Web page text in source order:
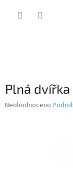
Plná dvířka
Průměrné
Neohodnoceno